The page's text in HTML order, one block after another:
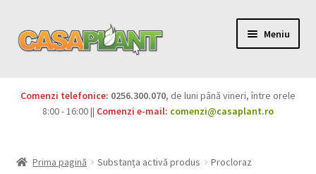
Meniu
Pesticide
Comenzi telefonice: 0256.300.070, de luni până vineri, între orele
8:00 - 16:00 || Comenzi e-mail: comenzi@casaplant.ro
Prima pagină Substanța activă produs Procloraz